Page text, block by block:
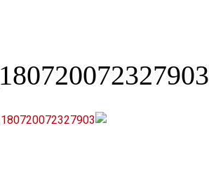
180720072327903_moon